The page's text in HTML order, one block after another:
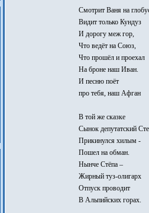
Смотрит Ваня на
Видит только Кундуз
И дорогу меж гор,
Что ведёт на Союз,
Что прошёл и проехал
На броне наш Иван.
И песню поёт
про тебя, наш Афган
В той же сказке
Сынок депутатский
Прикинулся хилым -
Пошел на обман.
Нынче Стёпа –
Жирный туз-олигарх
Отпуск проводит
В Альпийских горах.